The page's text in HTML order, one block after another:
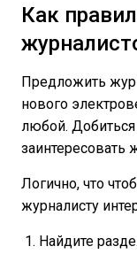
Как
Предложить
нового
любой. Добиться
заинтересовать
Логично, что
журналисту
Найдите